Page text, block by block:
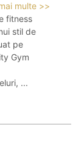
multe >>
fitness
stil de
pe
Gym
...